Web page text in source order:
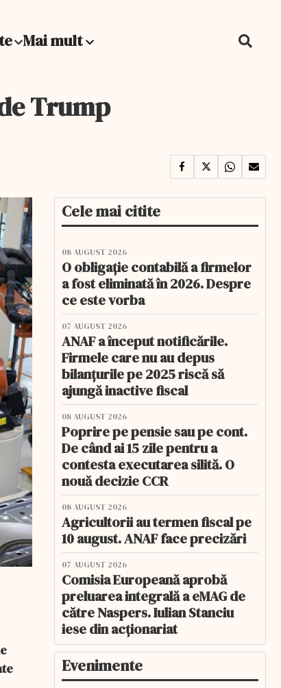
Mai mult
Trump
Cele mai citite
08 AUGUST 2026
O obligație contabilă a firmelor
a fost eliminată în 2026. Despre
ce este vorba
07 AUGUST 2026
ANAF a început notificările.
Firmele care nu au depus
bilanțurile pe 2025 riscă să
ajungă inactive fiscal
08 AUGUST 2026
Poprire pe pensie sau pe cont.
De când ai 15 zile pentru a
contesta executarea silită. O
nouă decizie CCR
08 AUGUST 2026
Agricultorii au termen fiscal pe
10 august. ANAF face precizări
07 AUGUST 2026
Comisia Europeană aprobă
preluarea integrală a eMAG de
către Naspers. Iulian Stanciu
iese din acționariat
Evenimente